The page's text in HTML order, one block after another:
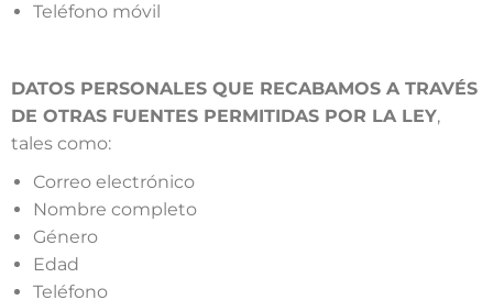
Teléfono móvil
DATOS PERSONALES QUE RECABAMOS A TRAVÉS
DE OTRAS FUENTES PERMITIDAS POR LA LEY,
tales como:
Correo electrónico
Nombre completo
Género
Edad
Teléfono